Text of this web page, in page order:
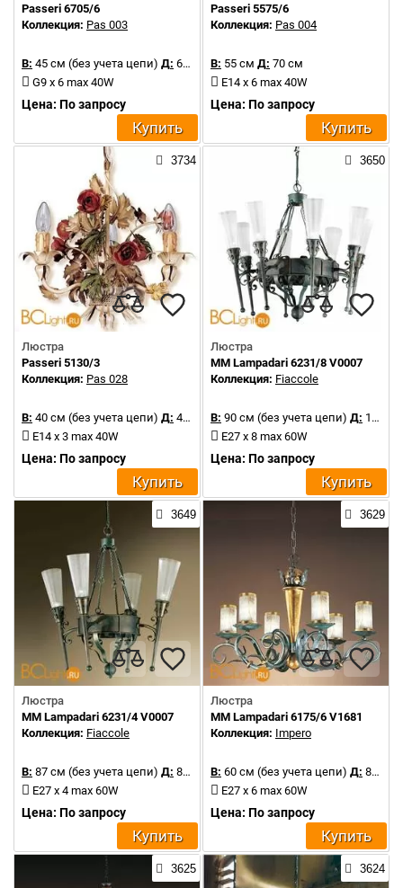
Passeri 6705/6
Коллекция: Pas 003
В: 45 см (без учета цепи) Д: 65 см
G9 x 6 max 40W
Цена: По запросу
Купить
Passeri 5575/6
Коллекция: Pas 004
В: 55 см Д: 70 см
E14 x 6 max 40W
Цена: По запросу
Купить
3734
Люстра
Passeri 5130/3
Коллекция: Pas 028
В: 40 см (без учета цепи) Д: 44 см
E14 x 3 max 40W
Цена: По запросу
Купить
3650
Люстра
MM Lampadari 6231/8 V0007
Коллекция: Fiaccole
В: 90 см (без учета цепи) Д: 100 см
E27 x 8 max 60W
Цена: По запросу
Купить
3649
Люстра
MM Lampadari 6231/4 V0007
Коллекция: Fiaccole
В: 87 см (без учета цепи) Д: 87 см
E27 x 4 max 60W
Цена: По запросу
Купить
3629
Люстра
MM Lampadari 6175/6 V1681
Коллекция: Impero
В: 60 см (без учета цепи) Д: 85 см
E27 x 6 max 60W
Цена: По запросу
Купить
3625 3624